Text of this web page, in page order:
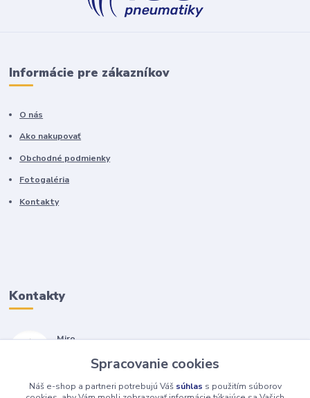
Informácie pre zákazníkov
O nás
Ako nakupovať
Obchodné podmienky
Fotogaléria
Kontakty
Kontakty
Miro
(Po-Pia, 7-17 hod.)
isopneumatiky@isopneumatiky.sk
Spracovanie cookies
Náš e-shop a partneri potrebujú Váš súhlas s použitím súborov